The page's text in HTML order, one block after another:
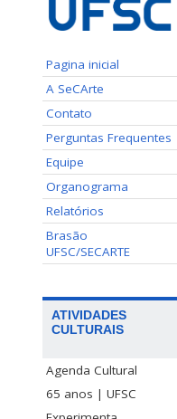
Pagina inicial
A SeCArte
Contato
Perguntas Frequentes
Equipe
Organograma
Relatórios
Brasão
UFSC/SECARTE
ATIVIDADES
CULTURAIS
Agenda Cultural
65 anos | UFSC